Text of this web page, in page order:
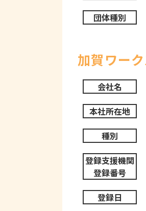
団体種別
加賀ワー
会社名
本社所在地
種別
登録支援機関
登録番号
登録日